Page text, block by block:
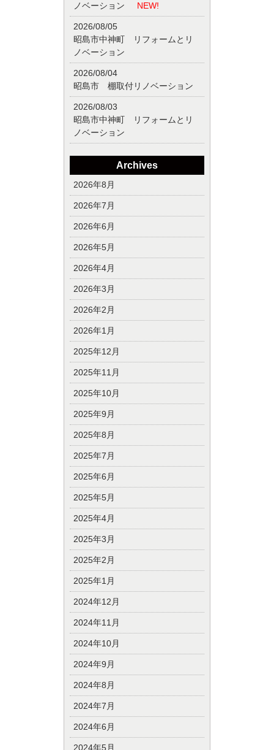
ノベーション
NEW!
2026/08/05
昭島市中神町 リフォームとリ
ノベーション
2026/08/04
昭島市 棚取付リノベーション
2026/08/03
昭島市中神町 リフォームとリ
ノベーション
Archives
2026年8月
2026年7月
2026年6月
2026年5月
2026年4月
2026年3月
2026年2月
2026年1月
2025年12月
2025年11月
2025年10月
2025年9月
2025年8月
2025年7月
2025年6月
2025年5月
2025年4月
2025年3月
2025年2月
2025年1月
2024年12月
2024年11月
2024年10月
2024年9月
2024年8月
2024年7月
2024年6月
2024年5月